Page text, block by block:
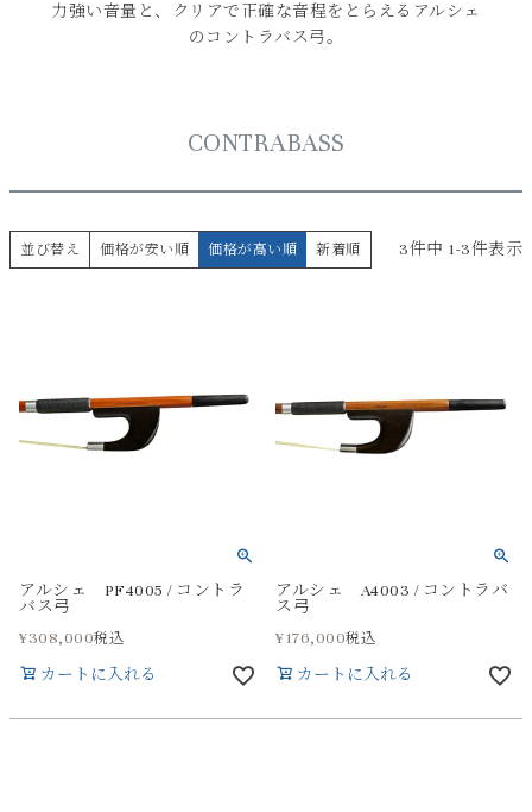
力強い音量と、クリアで正確な音程をとらえるアルシェ
のコントラバス弓。
CONTRABASS
並び替え 価格が安い順 価格が高い順 新着順 3件中 1-3件表示
アルシェ PF4005 / コントラ
バス弓
¥308,000税込
カートに入れる
アルシェ A4003 / コントラバ
ス弓
¥176,000税込
カートに入れる